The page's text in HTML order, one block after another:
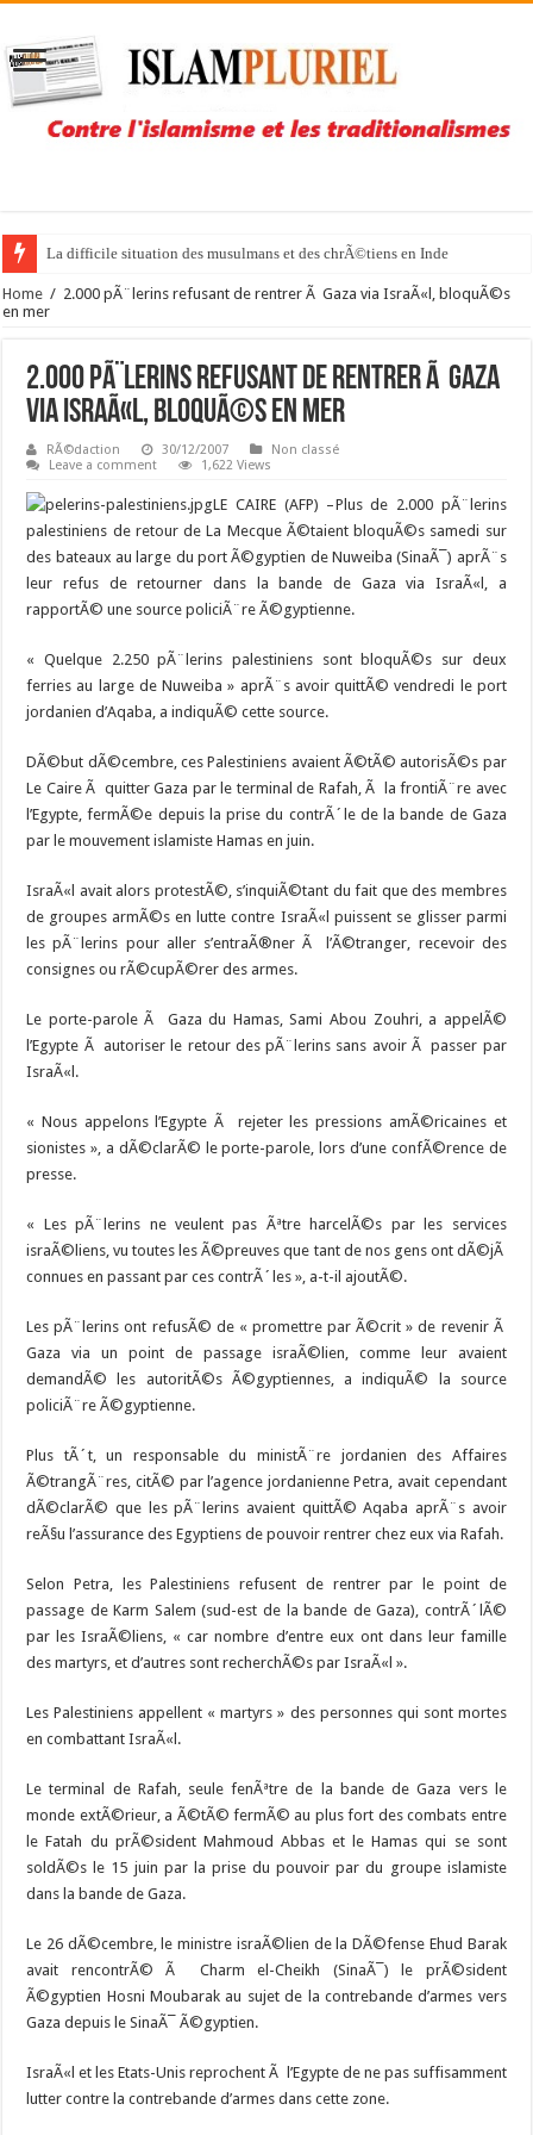
La difficile situation des musulmans et des chrÃ©tiens en Inde
Home / 2.000 pÃ¨lerins refusant de rentrer Ã Gaza via IsraÃ«l, bloquÃ©s
en mer
2.000 pÃ¨lerins refusant de rentrer Ã Gaza
via IsraÃ«l, bloquÃ©s en mer
RÃ©daction 30/12/2007
Non classé
Leave a comment
1,622 Views
LE CAIRE (AFP) –Plus de 2.000 pÃ¨lerins
palestiniens de retour de La Mecque Ã©taient bloquÃ©s samedi sur
des bateaux au large du port Ã©gyptien de Nuweiba (SinaÃ¯) aprÃ¨s
leur refus de retourner dans la bande de Gaza via IsraÃ«l, a
rapportÃ© une source policiÃ¨re Ã©gyptienne.
« Quelque 2.250 pÃ¨lerins palestiniens sont bloquÃ©s sur deux
ferries au large de Nuweiba » aprÃ¨s avoir quittÃ© vendredi le port
jordanien d’Aqaba, a indiquÃ© cette source.
DÃ©but dÃ©cembre, ces Palestiniens avaient Ã©tÃ© autorisÃ©s par
Le Caire Ã quitter Gaza par le terminal de Rafah, Ã la frontiÃ¨re avec
l’Egypte, fermÃ©e depuis la prise du contrÃ´le de la bande de Gaza
par le mouvement islamiste Hamas en juin.
IsraÃ«l avait alors protestÃ©, s’inquiÃ©tant du fait que des membres
de groupes armÃ©s en lutte contre IsraÃ«l puissent se glisser parmi
les pÃ¨lerins pour aller s’entraÃ®ner Ã l’Ã©tranger, recevoir des
consignes ou rÃ©cupÃ©rer des armes.
Le porte-parole Ã Gaza du Hamas, Sami Abou Zouhri, a appelÃ©
l’Egypte Ã autoriser le retour des pÃ¨lerins sans avoir Ã passer par
IsraÃ«l.
« Nous appelons l’Egypte Ã rejeter les pressions amÃ©ricaines et
sionistes », a dÃ©clarÃ© le porte-parole, lors d’une confÃ©rence de
presse.
« Les pÃ¨lerins ne veulent pas Ãªtre harcelÃ©s par les services
israÃ©liens, vu toutes les Ã©preuves que tant de nos gens ont dÃ©jÃ
connues en passant par ces contrÃ´les », a-t-il ajoutÃ©.
Les pÃ¨lerins ont refusÃ© de « promettre par Ã©crit » de revenir Ã
Gaza via un point de passage israÃ©lien, comme leur avaient
demandÃ© les autoritÃ©s Ã©gyptiennes, a indiquÃ© la source
policiÃ¨re Ã©gyptienne.
Plus tÃ´t, un responsable du ministÃ¨re jordanien des Affaires
Ã©trangÃ¨res, citÃ© par l’agence jordanienne Petra, avait cependant
dÃ©clarÃ© que les pÃ¨lerins avaient quittÃ© Aqaba aprÃ¨s avoir
reÃ§u l’assurance des Egyptiens de pouvoir rentrer chez eux via Rafah.
Selon Petra, les Palestiniens refusent de rentrer par le point de
passage de Karm Salem (sud-est de la bande de Gaza), contrÃ´lÃ©
par les IsraÃ©liens, « car nombre d’entre eux ont dans leur famille
des martyrs, et d’autres sont recherchÃ©s par IsraÃ«l ».
Les Palestiniens appellent « martyrs » des personnes qui sont mortes
en combattant IsraÃ«l.
Le terminal de Rafah, seule fenÃªtre de la bande de Gaza vers le
monde extÃ©rieur, a Ã©tÃ© fermÃ© au plus fort des combats entre
le Fatah du prÃ©sident Mahmoud Abbas et le Hamas qui se sont
soldÃ©s le 15 juin par la prise du pouvoir par du groupe islamiste
dans la bande de Gaza.
Le 26 dÃ©cembre, le ministre israÃ©lien de la DÃ©fense Ehud Barak
avait rencontrÃ© Ã Charm el-Cheikh (SinaÃ¯) le prÃ©sident
Ã©gyptien Hosni Moubarak au sujet de la contrebande d’armes vers
Gaza depuis le SinaÃ¯ Ã©gyptien.
IsraÃ«l et les Etats-Unis reprochent Ã l’Egypte de ne pas suffisamment
lutter contre la contrebande d’armes dans cette zone.